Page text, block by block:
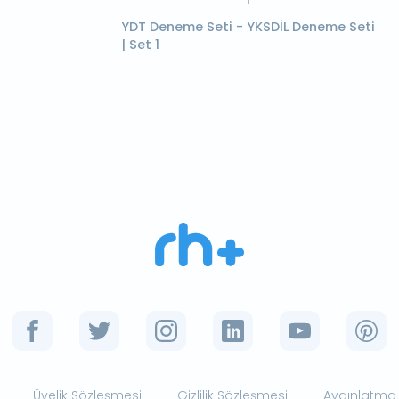
YDT Deneme Seti - YKSDİL Deneme Seti
| Set 1
Üyelik Sözleşmesi Gizlilik Sözleşmesi